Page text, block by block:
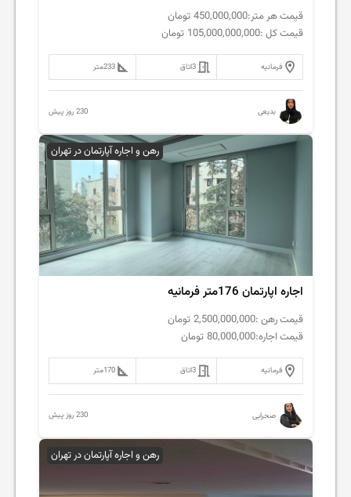
قیمت هر متر:450,000,000 تومان
قیمت کل :105,000,000,000 تومان
فرمانیه 3اتاق 233متر
بدیعی 230 روز پیش
رهن و اجاره آپارتمان در تهران
اجاره اپارتمان 176متر فرمانیه
قیمت رهن :2,500,000,000 تومان
قیمت اجاره:80,000,000 تومان
فرمانیه 3اتاق 170متر
صحرایی 230 روز پیش
رهن و اجاره آپارتمان در تهران